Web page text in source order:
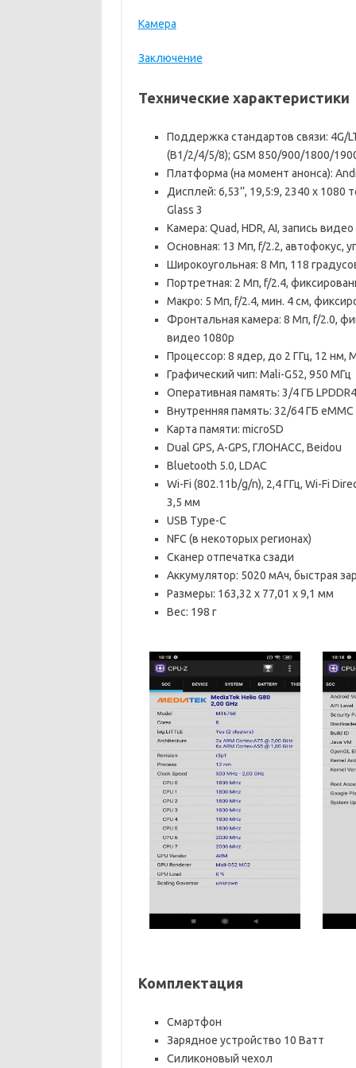
Камера
Заключение
Технические характеристики
Поддержка стандартов связи: 4G/
(B1/2/4/5/8); GSM 850/900/1800/
Платформа (на момент анонса):
Дисплей: 6,53’’, 19,5:9, 2340 х 1080
Glass 3
Камера: Quad, HDR, AI, запись
Основная: 13 Мп, f/2.2, автофокус,
Широкоугольная: 8 Мп, 118
Портретная: 2 Мп, f/2.4,
Макро: 5 Мп, f/2.4, мин. 4 см,
Фронтальная камера: 8 Мп, f/2.0,
видео 1080р
Процессор: 8 ядер, до 2 ГГц, 12 нм,
Графический чип: Mali-G52, 950 МГц
Оперативная память: 3/4 ГБ
Внутренняя память: 32/64 ГБ eMMC
Карта памяти: microSD
Dual GPS, A-GPS, ГЛОНАСС, Beidou
Bluetooth 5.0, LDAC
Wi-Fi (802.11b/g/n), 2,4 ГГц, Wi-Fi
3,5 мм
USB Type-C
NFC (в некоторых регионах)
Сканер отпечатка сзади
Аккумулятор: 5020 мАч, быстрая
Размеры: 163,32 х 77,01 х 9,1 мм
Вес: 198 г
Комплектация
Смартфон
Зарядное устройство 10 Ватт
Силиконовый чехол